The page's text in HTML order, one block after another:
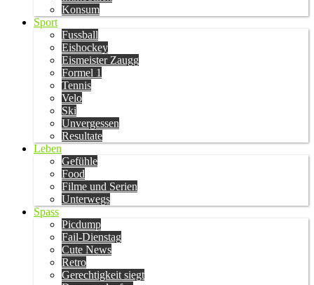
Konsum
Sport
Fussball
Eishockey
Eismeister Zaugg
Formel 1
Tennis
Velo
Ski
Unvergessen
Resultate
Leben
Gefühle
Food
Filme und Serien
Unterwegs
Spass
Picdump
Fail-Dienstag
Cute News
Retro
Gerechtigkeit siegt